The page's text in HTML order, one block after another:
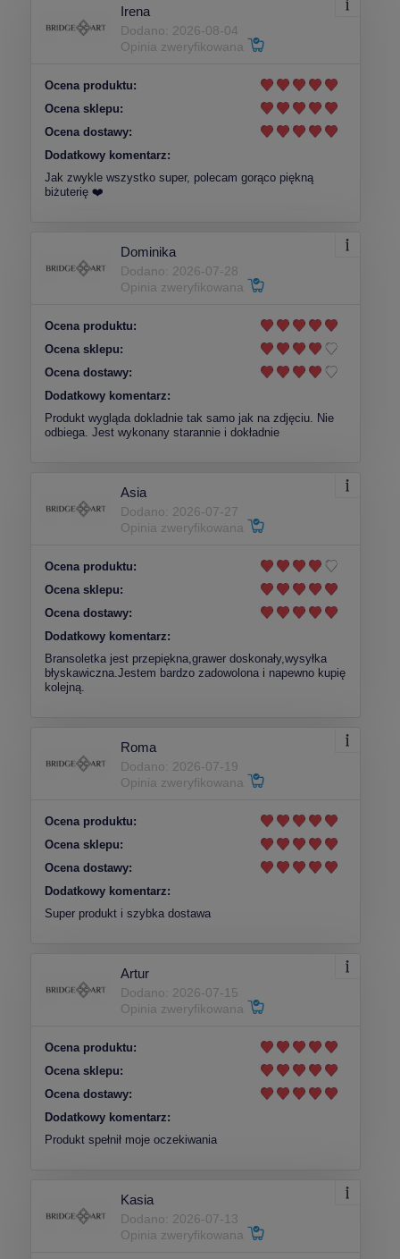
Irena
Dodano: 2026-08-04
Opinia zweryfikowana
Ocena produktu:
Ocena sklepu:
Ocena dostawy:
Dodatkowy komentarz:
Jak zwykle wszystko super, polecam gorąco piękną
biżuterię ❤️
Dominika
Dodano: 2026-07-28
Opinia zweryfikowana
Ocena produktu:
Ocena sklepu:
Ocena dostawy:
Dodatkowy komentarz:
Produkt wygląda dokladnie tak samo jak na zdjęciu. Nie
odbiega. Jest wykonany starannie i dokładnie
Asia
Dodano: 2026-07-27
Opinia zweryfikowana
Ocena produktu:
Ocena sklepu:
Ocena dostawy:
Dodatkowy komentarz:
Bransoletka jest przepiękna,grawer doskonały,wysyłka
błyskawiczna.Jestem bardzo zadowolona i napewno kupię
kolejną.
Roma
Dodano: 2026-07-19
Opinia zweryfikowana
Ocena produktu:
Ocena sklepu:
Ocena dostawy:
Dodatkowy komentarz:
Super produkt i szybka dostawa
Artur
Dodano: 2026-07-15
Opinia zweryfikowana
Ocena produktu:
Ocena sklepu:
Ocena dostawy:
Dodatkowy komentarz:
Produkt spełnił moje oczekiwania
Kasia
Dodano: 2026-07-13
Opinia zweryfikowana